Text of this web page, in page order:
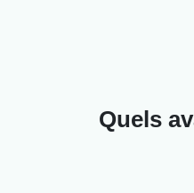
Quels